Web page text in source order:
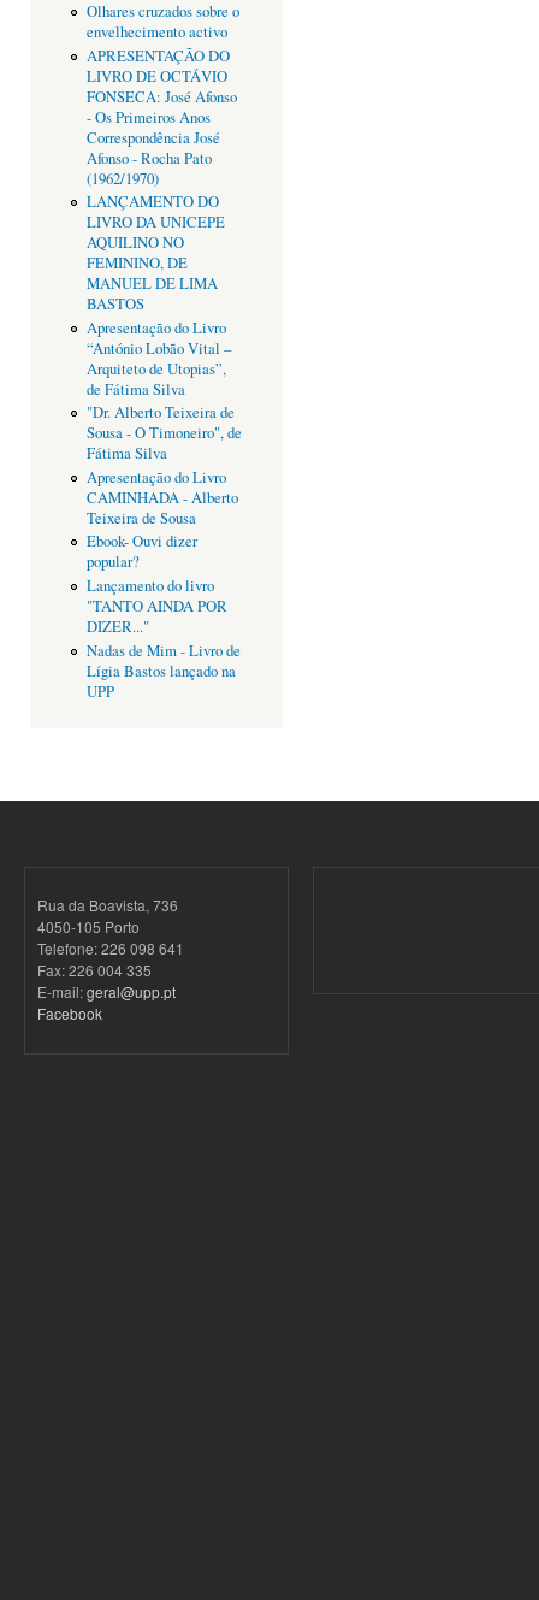
Olhares cruzados sobre o
envelhecimento activo
APRESENTAÇÃO DO
LIVRO DE OCTÁVIO
FONSECA: José Afonso
- Os Primeiros Anos
Correspondência José
Afonso - Rocha Pato
(1962/1970)
LANÇAMENTO DO
LIVRO DA UNICEPE
AQUILINO NO
FEMININO, DE
MANUEL DE LIMA
BASTOS
Apresentação do Livro
“António Lobão Vital –
Arquiteto de Utopias”,
de Fátima Silva
"Dr. Alberto Teixeira de
Sousa - O Timoneiro", de
Fátima Silva
Apresentação do Livro
CAMINHADA - Alberto
Teixeira de Sousa
Ebook- Ouvi dizer
popular?
Lançamento do livro
"TANTO AINDA POR
DIZER..."
Nadas de Mim - Livro de
Lígia Bastos lançado na
UPP
Rua da Boavista, 736
4050-105 Porto
Telefone: 226 098 641
Fax: 226 004 335
E-mail:geral@upp.pt
Facebook